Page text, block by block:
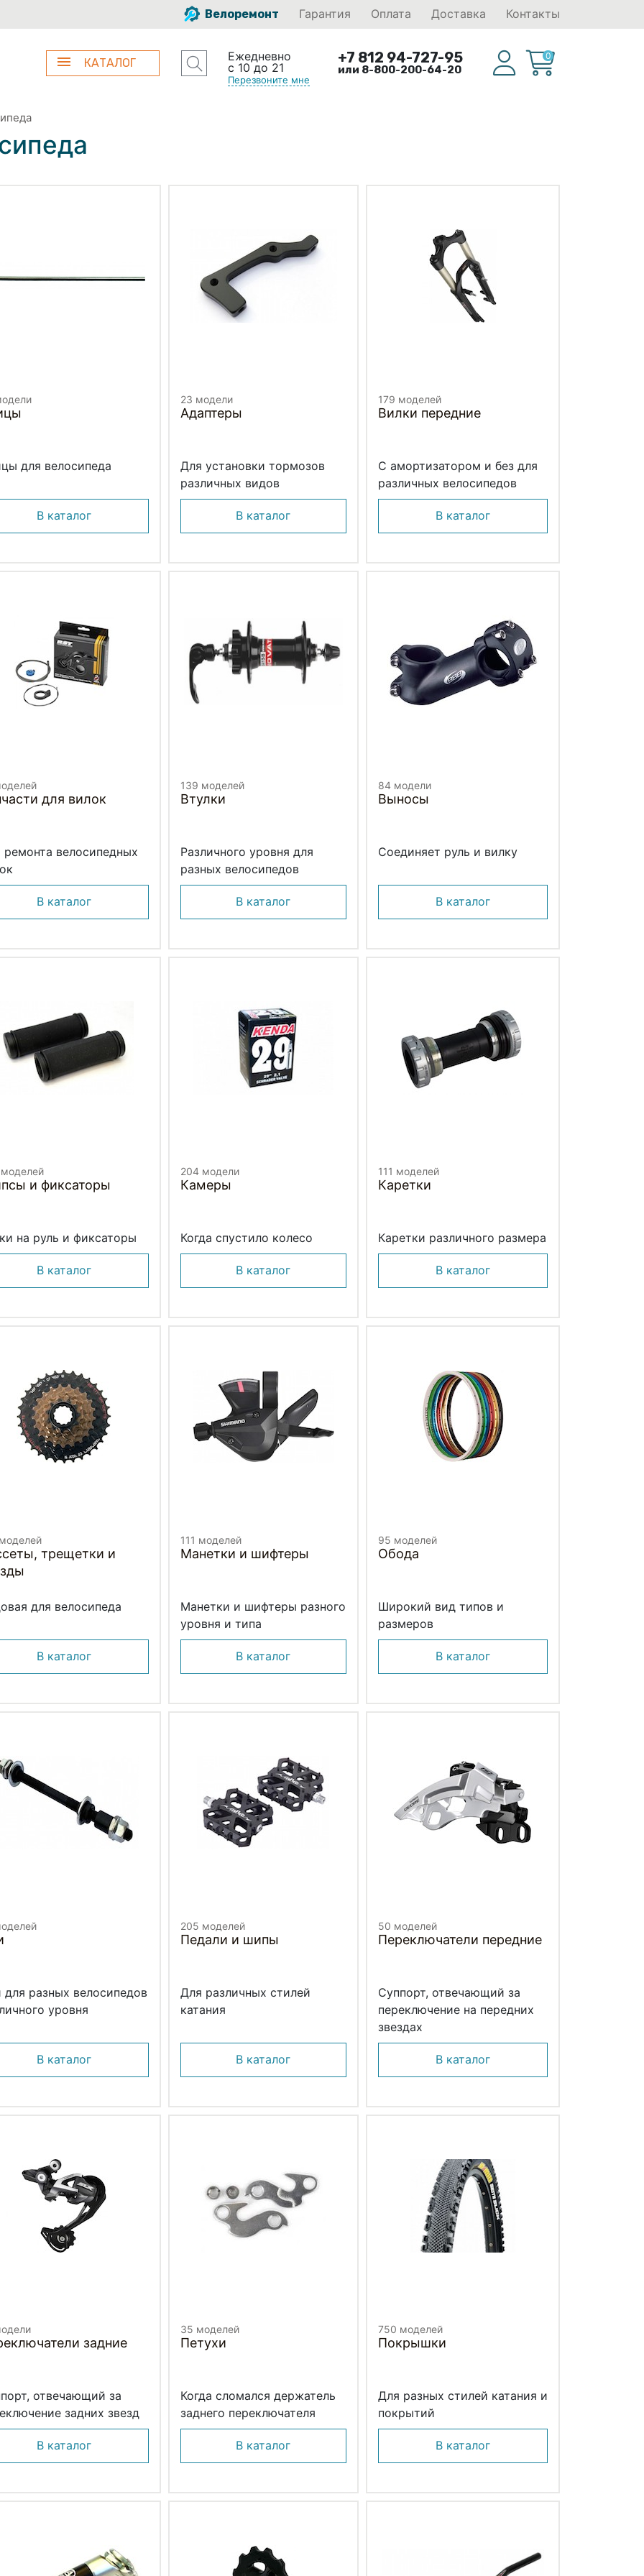
Велоремонт Гарантия Оплата Доставка Контакты
КАТАЛОГ
Ежедневно
с 10 до 21
Перезвоните мне
+7 812 94-727-95
или 8-800-200-64-20
0
для велосипеда
В каталог
23 модели
Адаптеры
Для установки тормозов
различных видов
В каталог
179 моделей
Вилки передние
С амортизатором и без для
различных велосипедов
В каталог
для вилок
ремонта велосипедных
В каталог
139 моделей
Втулки
Различного уровня для
разных велосипедов
В каталог
84 модели
Выносы
Соединяет руль и вилку
В каталог
и фиксаторы
на руль и фиксаторы
В каталог
204 модели
Камеры
Когда спустило колесо
В каталог
111 моделей
Каретки
Каретки различного размера
В каталог
трещетки и
для велосипеда
В каталог
111 моделей
Манетки и шифтеры
Манетки и шифтеры разного
уровня и типа
В каталог
95 моделей
Обода
Широкий вид типов и
размеров
В каталог
для разных велосипедов
уровня
В каталог
205 моделей
Педали и шипы
Для различных стилей
катания
В каталог
50 моделей
Переключатели передние
Суппорт, отвечающий за
переключение на передних
звездах
В каталог
задние
отвечающий за
задних звезд
В каталог
35 моделей
Петухи
Когда сломался держатель
заднего переключателя
В каталог
750 моделей
Покрышки
Для разных стилей катания и
покрытий
В каталог